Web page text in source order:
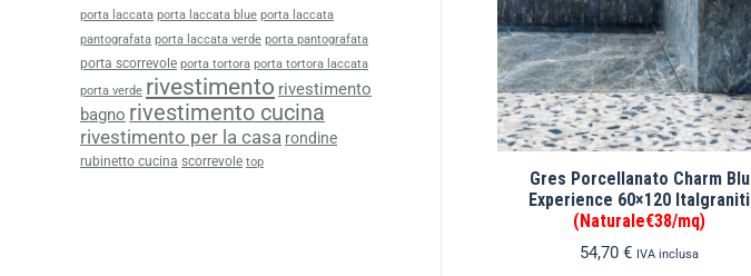
Gres Porcellanato Charm Blu
Experience 60×120 Italgraniti
(Naturale€38/mq)
54,70 € IVA inclusa
porta laccata porta laccata blue porta laccata
pantografata porta laccata verde porta pantografata
porta scorrevole porta tortora porta tortora laccata
porta verde rivestimento rivestimento
bagno rivestimento cucina
rivestimento per la casa rondine
rubinetto cucina scorrevole top